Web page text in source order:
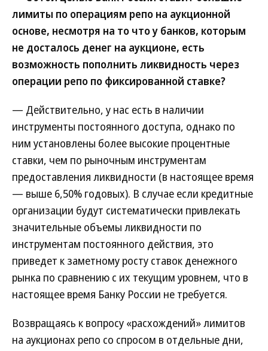
лимиты по операциям репо на аукционной
основе, несмотря на то что у банков, которым
не досталось денег на аукционе, есть
возможность пополнить ликвидность через
операции репо по фиксированной ставке?
— Действительно, у нас есть в наличии
инструменты постоянного доступа, однако по
ним установлены более высокие процентные
ставки, чем по рыночным инструментам
предоставления ликвидности (в настоящее время
— выше 6,50% годовых). В случае если кредитные
организации будут систематически привлекать
значительные объемы ликвидности по
инструментам постоянного действия, это
приведет к заметному росту ставок денежного
рынка по сравнению с их текущим уровнем, что в
настоящее время Банку России не требуется.
Возвращаясь к вопросу «расхождений» лимитов
на аукционах репо со спросом в отдельные дни,